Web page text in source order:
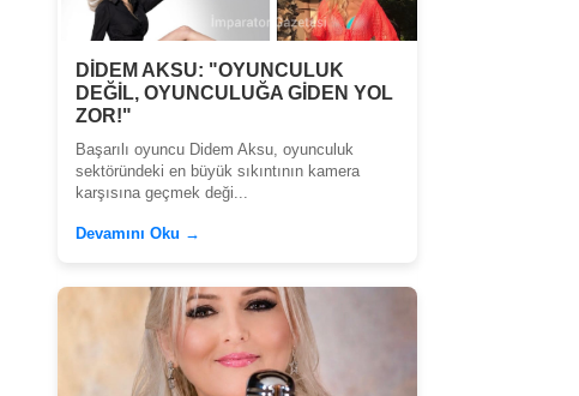
DİDEM AKSU: "OYUNCULUK
DEĞİL, OYUNCULUĞA GİDEN YOL
ZOR!"
Başarılı oyuncu Didem Aksu, oyunculuk
sektöründeki en büyük sıkıntının kamera
karşısına geçmek deği...
Devamını Oku →